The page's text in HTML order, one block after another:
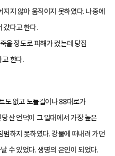
지 않아 움직이지 못하였다. 나중에
갔다고 한다.
을 정도로 피해가 컸는데 당집
한다.
도 없고 노들길이나 88대로가
당산 언덕이 그 일대에서 가장 높은
하지 못하였다. 강물에 떠내려 가던
수 있었다. 생명의 은인이 되었다.